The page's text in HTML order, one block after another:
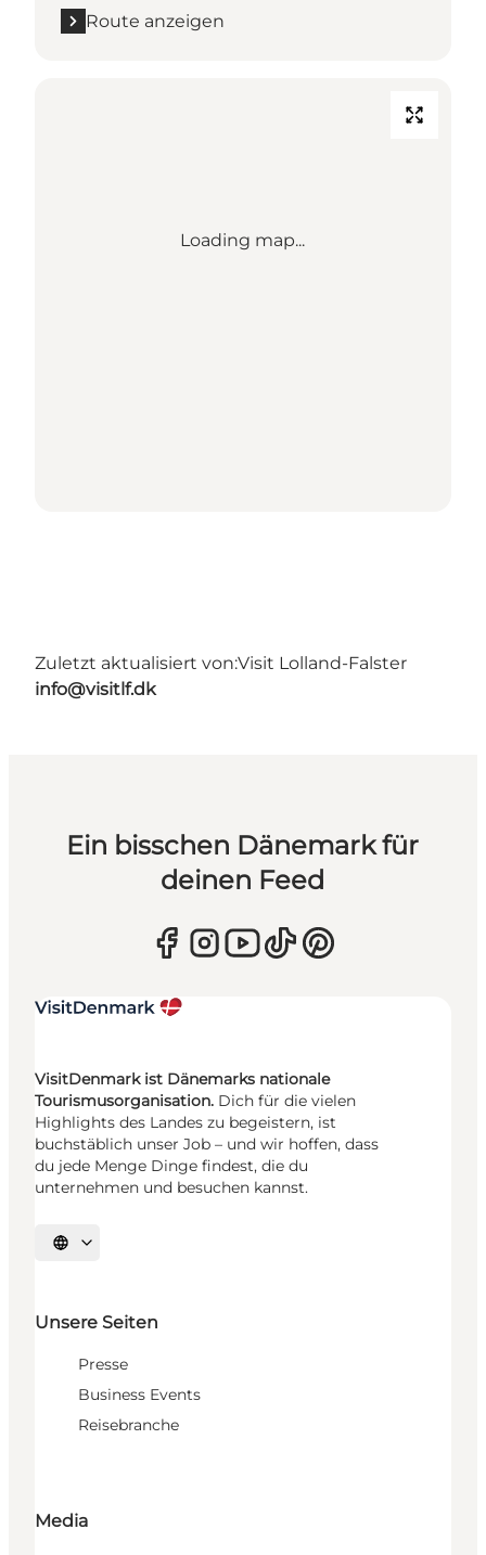
Route anzeigen
Loading map...
Zuletzt aktualisiert von:Visit Lolland-Falster
info@visitlf.dk
Ein bisschen Dänemark für
deinen Feed
VisitDenmark ist Dänemarks nationale
Tourismusorganisation. Dich für die vielen
Highlights des Landes zu begeistern, ist
buchstäblich unser Job – und wir hoffen, dass
du jede Menge Dinge findest, die du
unternehmen und besuchen kannst.
Sprache auswählen
Unsere Seiten
Presse
Business Events
Reisebranche
Media